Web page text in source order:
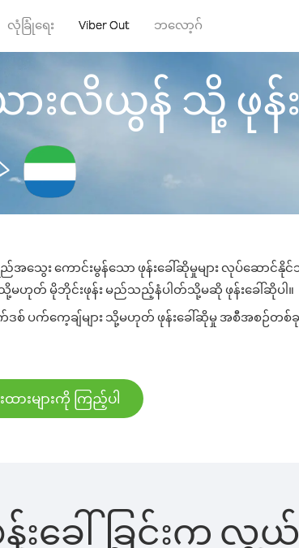
လုံခြုံရေး Viber Out ဘလော့ဂ်
ားလိယွန် သို့ ဖုန်
အသွေး ကောင်းမွန်သော ဖုန်းခေါ်ဆိုမှုများ လုပ်ဆောင်နို
သို့မဟုတ် မိုဘိုင်းဖုန်း မည်သည့်နံပါတ်သို့မဆို ဖုန်းခေါ်ဆိုပါ။
ဒစ် ပက်ကေ့ချ်များ သို့မဟုတ် ဖုန်းခေါ်ဆိုမှု အစီအစဉ်တ
းများကို ကြည့်ပါ
န်းခေါ်ခြင်းက